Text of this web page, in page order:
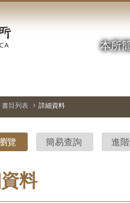
本所
書目列表 詳細資料
覽 簡易查詢 進
料